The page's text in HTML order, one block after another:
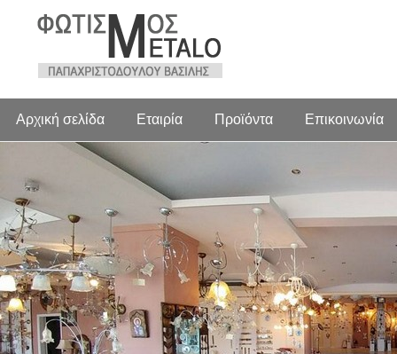
Αρχική σελίδα Εταιρία Προϊόντα Επικοινωνία